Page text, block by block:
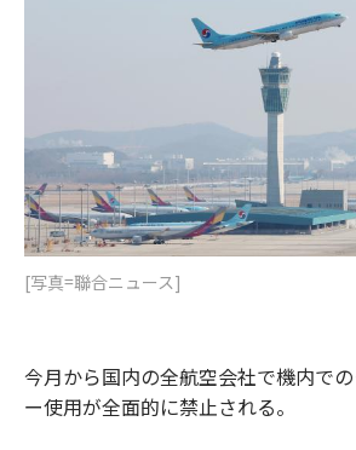
[写真=聯合ニュース]
今月から国内の全航空会社で機内で
ー使用が全面的に禁止される。